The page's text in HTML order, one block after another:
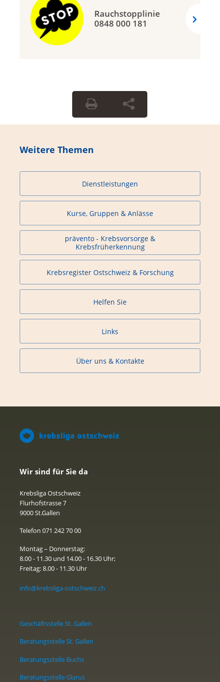
Rauchstopplinie
0848 000 181
Weitere Themen
Dienstleistungen
Kurse, Gruppen & Anlässe
prävento - Krebsvorsorge &
Krebsfrüherkennung
Krebsregister Ostschweiz & Forschung
Helfen Sie
Links
Über uns & Kontakte
Wir sind für Sie da
Krebsliga Ostschweiz
Flurhofstrasse 7
9000 St.Gallen
Telefon 071 242 70 00
Montag – Donnerstag:
8.00 - 11.30 und 14.00 - 16.30 Uhr;
Freitag: 8.00 - 11.30 Uhr
info@krebsliga-ostschweiz.ch
Geschäftsstelle St. Gallen
Beratungsstelle St. Gallen
Beratungsstelle Buchs
Beratungsstelle Glarus